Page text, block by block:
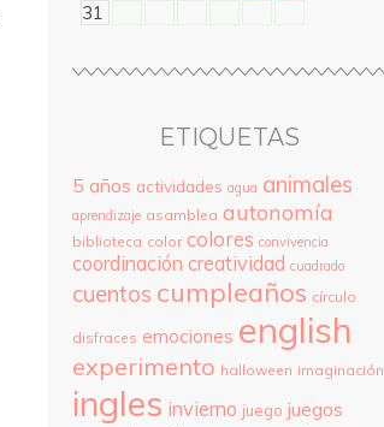
31
ETIQUETAS
5 años actividades agua animales
aprendizaje asamblea autonomía
biblioteca color colores convivencia
coordinación creatividad cuadrado
cuentos cumpleaños círculo
disfraces emociones english
experimento halloween imaginación
ingles invierno juego juegos